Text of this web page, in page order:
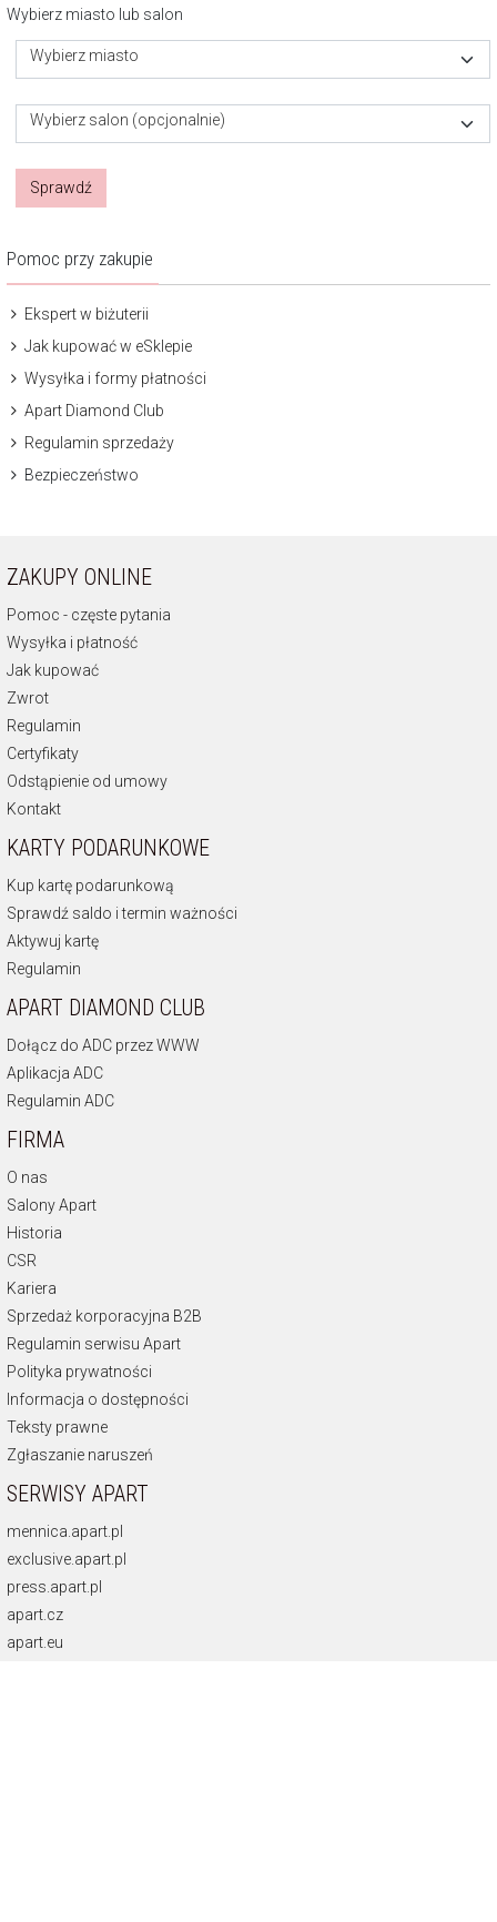
Wybierz miasto lub salon
Wybierz miasto
Wybierz salon (opcjonalnie)
Sprawdź
Pomoc przy zakupie
Ekspert w biżuterii
Jak kupować w eSklepie
Wysyłka i formy płatności
Apart Diamond Club
Regulamin sprzedaży
Bezpieczeństwo
ZAKUPY ONLINE
Pomoc - częste pytania
Wysyłka i płatność
Jak kupować
Zwrot
Regulamin
Certyfikaty
Odstąpienie od umowy
Kontakt
KARTY PODARUNKOWE
Kup kartę podarunkową
Sprawdź saldo i termin ważności
Aktywuj kartę
Regulamin
APART DIAMOND CLUB
Dołącz do ADC przez WWW
Aplikacja ADC
Regulamin ADC
FIRMA
O nas
Salony Apart
Historia
CSR
Kariera
Sprzedaż korporacyjna B2B
Regulamin serwisu Apart
Polityka prywatności
Informacja o dostępności
Teksty prawne
Zgłaszanie naruszeń
SERWISY APART
mennica.apart.pl
exclusive.apart.pl
press.apart.pl
apart.cz
apart.eu